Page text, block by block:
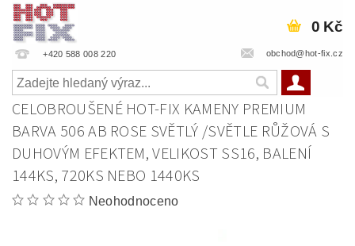
+420 588 008 220 obchod@hot-fix.cz
0 Kč
CELOBROUŠENÉ HOT-FIX KAMENY PREMIUM
BARVA 506 AB ROSE SVĚTLÝ /SVĚTLE RŮŽOVÁ S
DUHOVÝM EFEKTEM, VELIKOST SS16, BALENÍ
144KS, 720KS NEBO 1440KS
Neohodnoceno